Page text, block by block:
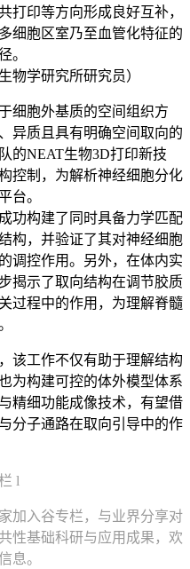
打印等方向形成良好互补，
细胞区室乃至血管化特征的
。
物学研究所研究员）
细胞外基质的空间组织方
异质且具有明确空间取向的
的NEAT生物3D打印新技
控制，为解析神经细胞分化
台。
功构建了同时具备力学匹配
构，并验证了其对神经细胞
调控作用。另外，在体内实
揭示了取向结构在调节胶质
过程中的作用，为理解脊髓
该工作不仅有助于理解结构
为构建可控的体外模型体系
精细功能成像技术，有望借
分子通路在取向引导中的作
l
加入谷专栏，与业界分享对
性基础科研与应用成果，欢
息。